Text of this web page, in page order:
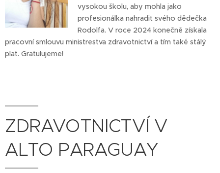
vysokou školu, aby mohla jako
profesionálka nahradit svého dědečka
Rodolfa. V roce 2024 konečně získala
pracovní smlouvu ministrestva zdravotnictví a tím také stálý
plat. Gratulujeme!
ZDRAVOTNICTVÍ V
ALTO PARAGUAY